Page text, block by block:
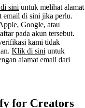
sini untuk melihat alamat
email di sini jika perlu.
Google, atau
pada akun tersebut.
kami tidak
Klik di sini untuk
alamat email dari
for Creators